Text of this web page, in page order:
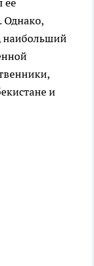
Однако,
наибольший
и